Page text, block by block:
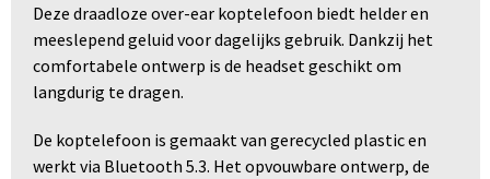
Deze draadloze over-ear koptelefoon biedt helder en
meeslepend geluid voor dagelijks gebruik. Dankzij het
comfortabele ontwerp is de headset geschikt om
langdurig te dragen.
De koptelefoon is gemaakt van gerecycled plastic en
werkt via Bluetooth 5.3. Het opvouwbare ontwerp, de